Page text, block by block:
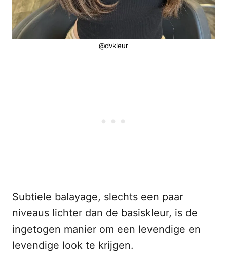
@dvkleur
Subtiele balayage, slechts een paar
niveaus lichter dan de basiskleur, is de
ingetogen manier om een levendige en
levendige look te krijgen.